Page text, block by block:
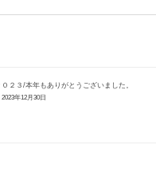
０２３/本年もありがとうございました。
2023年12月30日